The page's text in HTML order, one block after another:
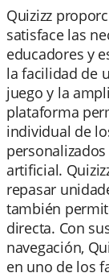
Quizizz
satisface las
educadores y
la facilidad de
juego y la
plataforma
individual de
artificial.
repasar
también
directa. Con
navegación,
en uno de los